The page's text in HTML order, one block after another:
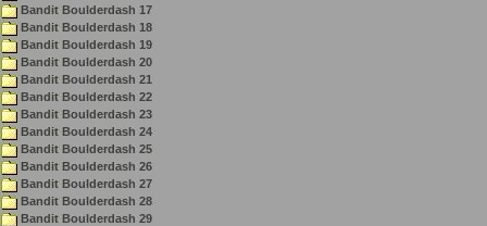
Bandit Boulderdash 17
Bandit Boulderdash 18
Bandit Boulderdash 19
Bandit Boulderdash 20
Bandit Boulderdash 21
Bandit Boulderdash 22
Bandit Boulderdash 23
Bandit Boulderdash 24
Bandit Boulderdash 25
Bandit Boulderdash 26
Bandit Boulderdash 27
Bandit Boulderdash 28
Bandit Boulderdash 29